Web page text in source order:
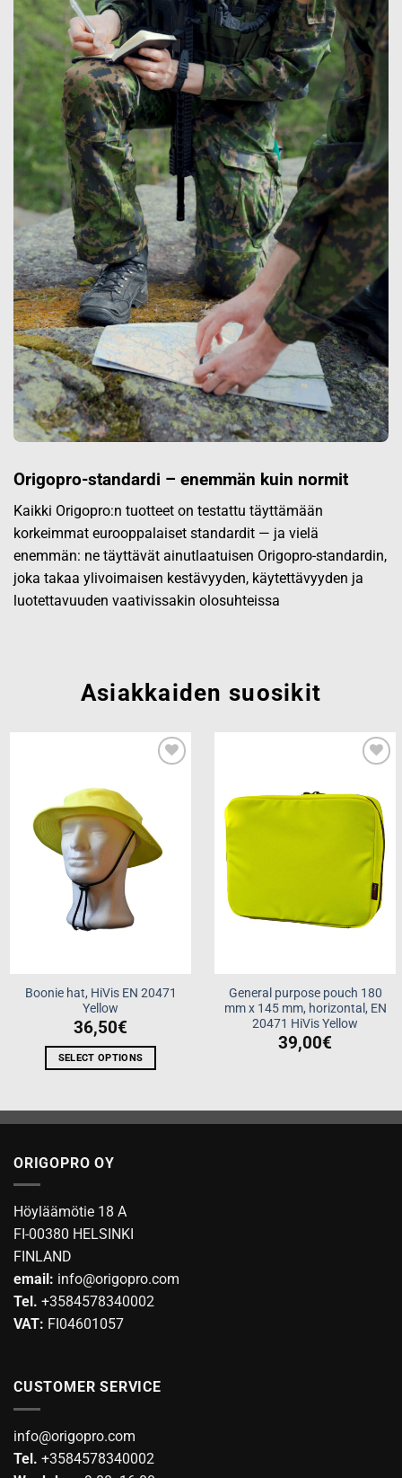
Origopro-standardi – enemmän kuin normit
Kaikki Origopro:n tuotteet on testattu täyttämään
korkeimmat eurooppalaiset standardit — ja vielä
enemmän: ne täyttävät ainutlaatuisen Origopro-standardin,
joka takaa ylivoimaisen kestävyyden, käytettävyyden ja
luotettavuuden vaativissakin olosuhteissa
Asiakkaiden suosikit
Boonie hat, HiVis EN 20471
Yellow
36,50€
SELECT OPTIONS
The
may
be
the
product
page
General purpose pouch 180
mm x 145 mm, horizontal, EN
20471 HiVis Yellow
39,00€
ORIGOPRO OY
Höyläämötie 18 A
FI-00380 HELSINKI
FINLAND
email: info@origopro.com
Tel. +3584578340002
VAT: FI04601057
CUSTOMER SERVICE
info@origopro.com
Tel. +3584578340002